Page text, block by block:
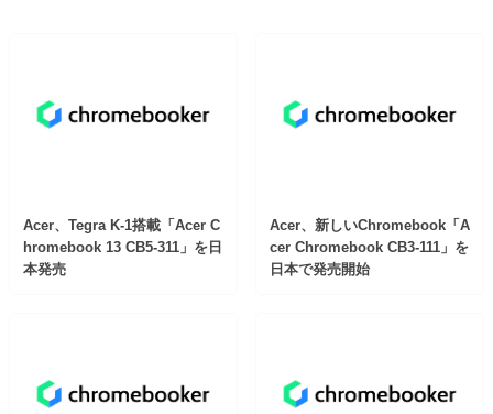
Acer、Tegra K-1搭載「Acer C
hromebook 13 CB5-311」を日
本発売
Acer、新しいChromebook「A
cer Chromebook CB3-111」を
日本で発売開始